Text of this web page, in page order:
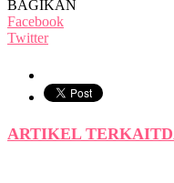
BAGIKAN
Facebook
Twitter
ARTIKEL TERKAIT